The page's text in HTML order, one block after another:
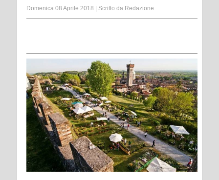
Domenica 08 Aprile 2018 Scritto da Redazione